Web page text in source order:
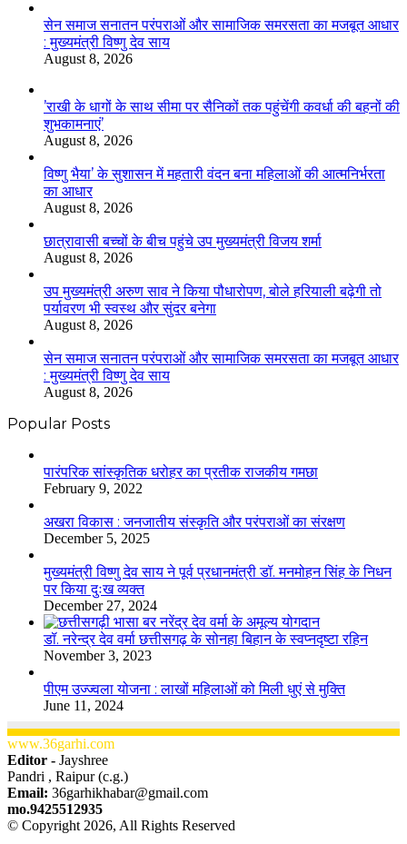
सेन समाज सनातन परंपराओं और सामाजिक समरसता का मजबूत आधार
: मुख्यमंत्री विष्णु देव साय
August 8, 2026
’राखी के धागों के साथ सीमा पर सैनिकों तक पहुंचेंगी कवर्धा की बहनों की
शुभकामनाएं’
August 8, 2026
विष्णु भैया’ के सुशासन में महतारी वंदन बना महिलाओं की आत्मनिर्भरता
का आधार
August 8, 2026
छात्रावासी बच्चों के बीच पहुंचे उप मुख्यमंत्री विजय शर्मा
August 8, 2026
उप मुख्यमंत्री अरुण साव ने किया पौधारोपण, बोले हरियाली बढ़ेगी तो
पर्यावरण भी स्वस्थ और सुंदर बनेगा
August 8, 2026
सेन समाज सनातन परंपराओं और सामाजिक समरसता का मजबूत आधार
: मुख्यमंत्री विष्णु देव साय
August 8, 2026
Popular Posts
​​​​​​​पारंपरिक सांस्कृतिक धरोहर का प्रतीक राजकीय गमछा
February 9, 2022
अखरा विकास : जनजातीय संस्कृति और परंपराओं का संरक्षण
December 5, 2025
मुख्यमंत्री विष्णु देव साय ने पूर्व प्रधानमंत्री डॉ. मनमोहन सिंह के निधन
पर किया दुःख व्यक्त
December 27, 2024
डॉ. नरेन्द्र देव वर्मा छत्तीसगढ़ के सोनहा बिहान के स्वप्नदृष्टा रहिन
November 3, 2023
पीएम उज्ज्वला योजना : लाखों महिलाओं को मिली धुएं से मुक्ति
June 11, 2024
www.36garhi.com
Editor - Jayshree
Pandri , Raipur (c.g.)
Email: 36garhikhabar@gmail.com
mo.9425512935
© Copyright 2026, All Rights Reserved